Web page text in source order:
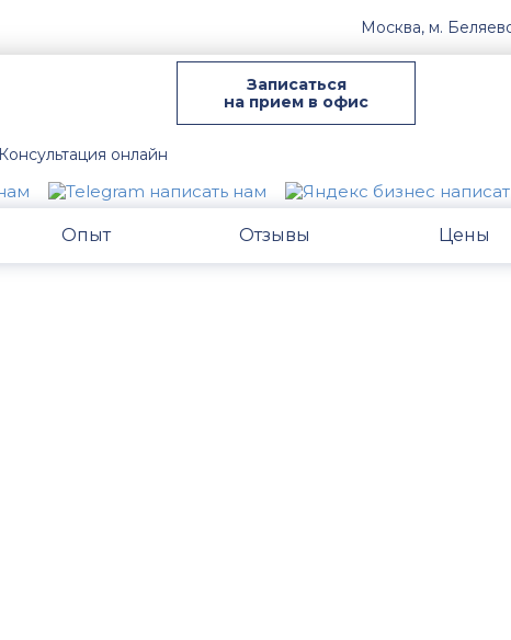
Москва, м.
Записаться
на прием в офис
Консультация онлайн
Опыт Отзывы Цены